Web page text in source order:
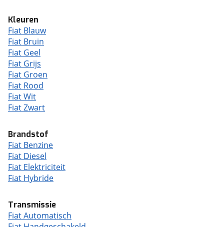
Kleuren
Fiat Blauw
Fiat Bruin
Fiat Geel
Fiat Grijs
Fiat Groen
Fiat Rood
Fiat Wit
Fiat Zwart
Brandstof
Fiat Benzine
Fiat Diesel
Fiat Elektriciteit
Fiat Hybride
Transmissie
Fiat Automatisch